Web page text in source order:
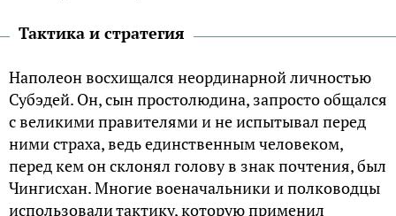
Тактика и стратегия
Наполеон восхищался неординарной личностью
Субэдей. Он, сын простолюдина, запросто общался
с великими правителями и не испытывал перед
ними страха, ведь единственным человеком,
перед кем он склонял голову в знак почтения, был
Чингисхан. Многие военачальники и полководцы
использовали тактику, которую применил